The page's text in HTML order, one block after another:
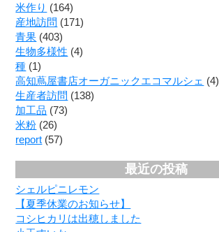
米作り (164)
産地訪問 (171)
青果 (403)
生物多様性 (4)
種 (1)
高知蔦屋書店オーガニックエコマルシェ (4)
生産者訪問 (138)
加工品 (73)
米粉 (26)
report (57)
最近の投稿
シェルピニレモン
【夏季休業のお知らせ】
コシヒカリは出穂しました